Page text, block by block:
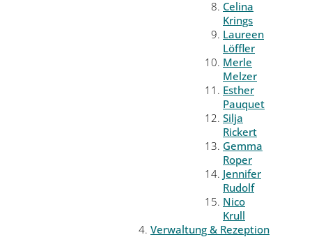
Celina
Krings
Laureen
Löffler
Merle
Melzer
Esther
Pauquet
Silja
Rickert
Gemma
Roper
Jennifer
Rudolf
Nico
Krull
Verwaltung & Rezeption